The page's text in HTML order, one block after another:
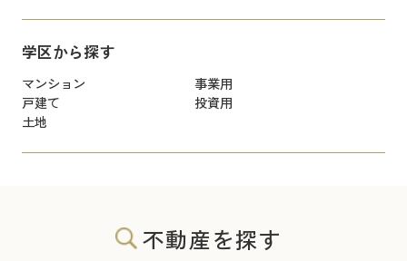
学区から探す
マンション
事業用
戸建て
投資用
土地
不動産を探す